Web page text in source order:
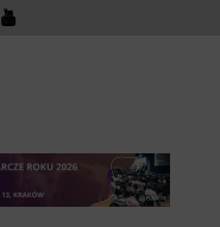
Monitor
Rynkowy